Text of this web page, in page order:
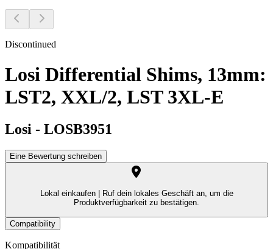
Discontinued
Losi Differential Shims, 13mm:
LST2, XXL/2, LST 3XL-E
Losi - LOSB3951
Eine Bewertung schreiben
Lokal einkaufen |
Ruf dein lokales Geschäft an, um die
Produktverfügbarkeit zu bestätigen.
Compatibility
Kompatibilität